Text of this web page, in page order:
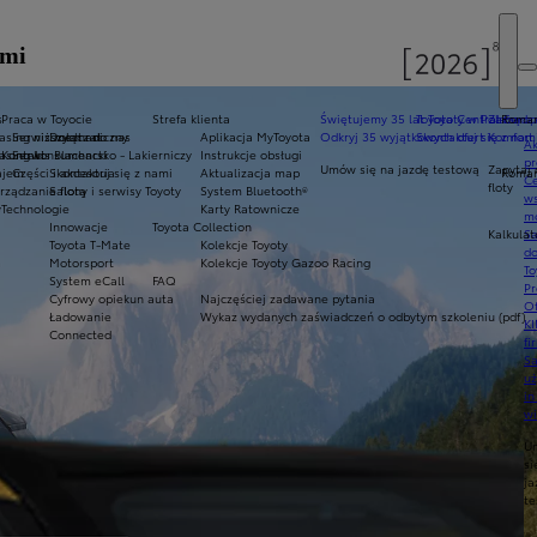
Świętujemy 35 lat Toyoty w Polsce
Odkryj 35 wyjątkowych ofert
Umów się na jazdę testową
Praca w Toyocie
Dołącz do nas
Kontakt
Skontaktuj się z nami
Salony i serwisy Toyoty
Technologie
Innowacje
Toyota T-Mate
Motorsport
System eCall
Cyfrowy opiekun auta
Ładowanie
Connected
Toyota Central
Skontaktuj się z
niższych rat
konsumencki
flotą
Komfort
Zapytaj
floty
Strefa klienta
Aplikacja MyToyota
Instrukcje obsługi
Aktualizacja map
System Bluetooth®
Karty Ratownicze
Toyota Collection
Kolekcje Toyoty
Kolekcje Toyoty Gazoo Racing
FAQ
Najczęściej zadawane pytania
Wykaz wydanych zaświadczeń o odbytym szkoleniu (pdf)
Serwis mechaniczny
Serwis Blacharsko - Lakierniczy
Części i akcesoria